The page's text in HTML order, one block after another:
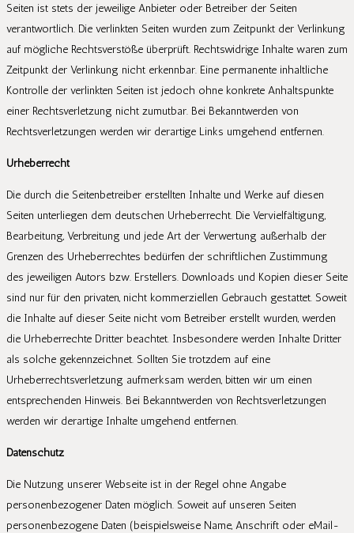
Seiten ist stets der jeweilige Anbieter oder Betreiber der Seiten
verantwortlich. Die verlinkten Seiten wurden zum Zeitpunkt der Verlinkung
auf mögliche Rechtsverstöße überprüft. Rechtswidrige Inhalte waren zum
Zeitpunkt der Verlinkung nicht erkennbar. Eine permanente inhaltliche
Kontrolle der verlinkten Seiten ist jedoch ohne konkrete Anhaltspunkte
einer Rechtsverletzung nicht zumutbar. Bei Bekanntwerden von
Rechtsverletzungen werden wir derartige Links umgehend entfernen.
Urheberrecht
Die durch die Seitenbetreiber erstellten Inhalte und Werke auf diesen
Seiten unterliegen dem deutschen Urheberrecht. Die Vervielfältigung,
Bearbeitung, Verbreitung und jede Art der Verwertung außerhalb der
Grenzen des Urheberrechtes bedürfen der schriftlichen Zustimmung
des jeweiligen Autors bzw. Erstellers. Downloads und Kopien dieser Seite
sind nur für den privaten, nicht kommerziellen Gebrauch gestattet. Soweit
die Inhalte auf dieser Seite nicht vom Betreiber erstellt wurden, werden
die Urheberrechte Dritter beachtet. Insbesondere werden Inhalte Dritter
als solche gekennzeichnet. Sollten Sie trotzdem auf eine
Urheberrechtsverletzung aufmerksam werden, bitten wir um einen
entsprechenden Hinweis. Bei Bekanntwerden von Rechtsverletzungen
werden wir derartige Inhalte umgehend entfernen.
Datenschutz
Die Nutzung unserer Webseite ist in der Regel ohne Angabe
personenbezogener Daten möglich. Soweit auf unseren Seiten
personenbezogene Daten (beispielsweise Name, Anschrift oder eMail-